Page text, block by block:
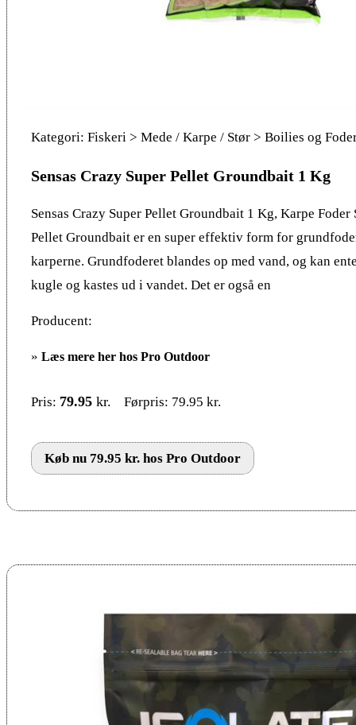
Kategori: Fiskeri > Mede / Karpe / Stør > Boilies og
Sensas Crazy Super Pellet Groundbait 1 Kg
Sensas Crazy Super Pellet Groundbait 1 Kg, Karpe Foder
Pellet Groundbait er en super effektiv form for
karperne. Grundfoderet blandes op med vand, og kan
kugle og kastes ud i vandet. Det er også en
Producent:
» Læs mere her hos Pro Outdoor
Pris: 79.95 kr. Førpris: 79.95 kr.
Køb nu 79.95 kr. hos Pro Outdoor